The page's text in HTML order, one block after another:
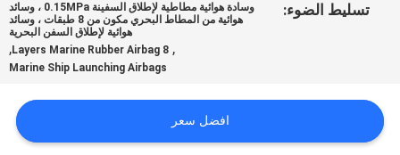
حالات
تسليط الضوء:
وسادة هوائية مطاطية لإطلاق السفينة 0.15MPa ، وسائد
هوائية من المطاط البحري مكون من 8 طبقات ، وسائد
هوائية لإطلاق السفن البحرية
,
8 Layers Marine Rubber Airbag
,
Marine Ship Launching Airbags
افضل سعر